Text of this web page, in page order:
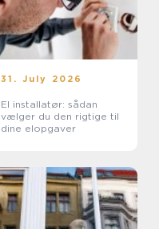
31. July 2026
El installatør: sådan
vælger du den rigtige til
dine elopgaver